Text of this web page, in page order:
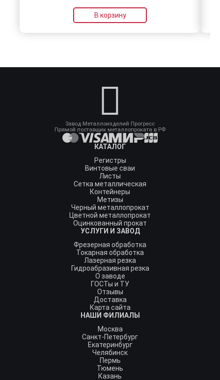
В корзину
Завод Металлоизделий Прогресс
Прямой поставщик металлопроката в РФ
КАТАЛОГ
Регистры
Винтовые сваи
Листы
Сетка металлическая
Контейнеры
Метизы
Черный металлопрокат
Цветной металлопрокат
Оцинкованный прокат
УСЛУГИ И ЗАВОД
Фрезерная обработка
Токарная обработка
Лазерная резка
Гидроабразивная резка
О заводе
ГОСТы и ТУ
Отзывы
Доставка
Карта сайта
НАШИ ФИЛИАЛЫ
Москва
Санкт-Петербург
Екатеринбург
Челябинск
Пермь
Тюмень
Казань